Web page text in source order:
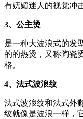
有妩媚迷人的视觉冲
3、公主烫
是一种大波浪式的发
的的热烫，又称陶瓷
格。
4、法式波浪纹
法式波浪纹和法式外
纹就像是波浪一样，